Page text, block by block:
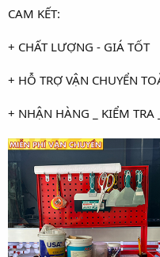
CAM KẾT:
+ CHẤT LƯỢNG - GIÁ TỐT
+ HỖ TRỢ VẬN CHUYỂN
+ NHẬN HÀNG _ KIỂM TRA